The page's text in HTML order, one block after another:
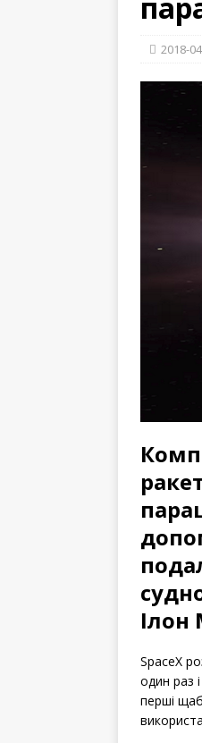
2018-
Ілон
SpaceX
один раз
перші